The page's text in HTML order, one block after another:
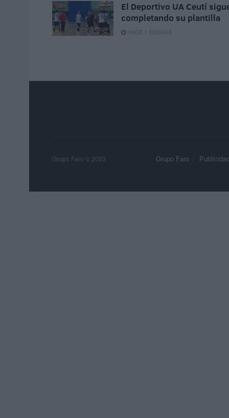
El Deportivo UA Ceutí
completando su plantilla
HACE 1 SEMANA
Grupo Faro Publicidad
Grupo Faro © 2023